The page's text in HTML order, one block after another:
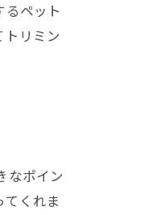
ペット
リミン
なポイン
くれま